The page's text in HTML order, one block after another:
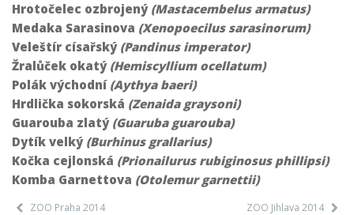
Hrotočelec ozbrojený (Mastacembelus armatus)
Medaka Sarasinova (Xenopoecilus sarasinorum)
Veleštír císařský (Pandinus imperator)
Žralůček okatý(Hemiscyllium ocellatum)
Polák východní (Aythya baeri)
Hrdlička sokorská (Zenaida graysoni)
Guarouba zlatý (Guaruba guarouba)
Dytík velký (Burhinus grallarius)
Kočka cejlonská (Prionailurus rubiginosus phillipsi)
Komba Garnettova (Otolemur garnettii)
ZOO Praha 2014 ZOO Jihlava 2014